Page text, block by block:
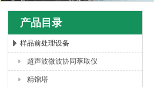
杭州川一实验仪器有限公司
产品目录
样品前处理设备
超声波微波协同萃取仪
精馏塔